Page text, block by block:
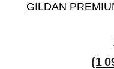
GILDAN
(1